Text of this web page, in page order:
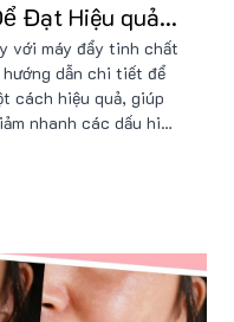
Đạt Hiệu quả
với máy đẩy tinh chất
dẫn chi tiết để
cách hiệu quả, giúp
nhanh các dấu hiệu
vời từ Nu Skin và
ngay hôm nay!